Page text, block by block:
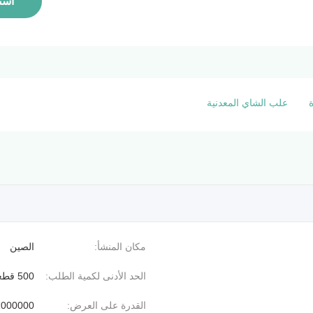
علب الشاي المعدنية
مكان المنشأ: الصين
الحد الأدنى لكمية الطلب: 500 قطعة
القدرة على العرض: 2000000 قطعة /